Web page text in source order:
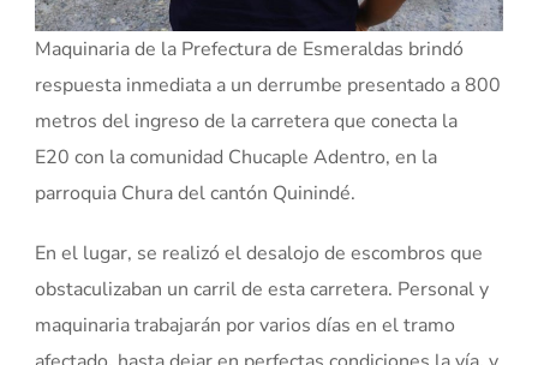
Maquinaria de la Prefectura de Esmeraldas brindó
respuesta inmediata a un derrumbe presentado a 800
metros del ingreso de la carretera que conecta la
E20 con la comunidad Chucaple Adentro, en la
parroquia Chura del cantón Quinindé.
En el lugar, se realizó el desalojo de escombros que
obstaculizaban un carril de esta carretera. Personal y
maquinaria trabajarán por varios días en el tramo